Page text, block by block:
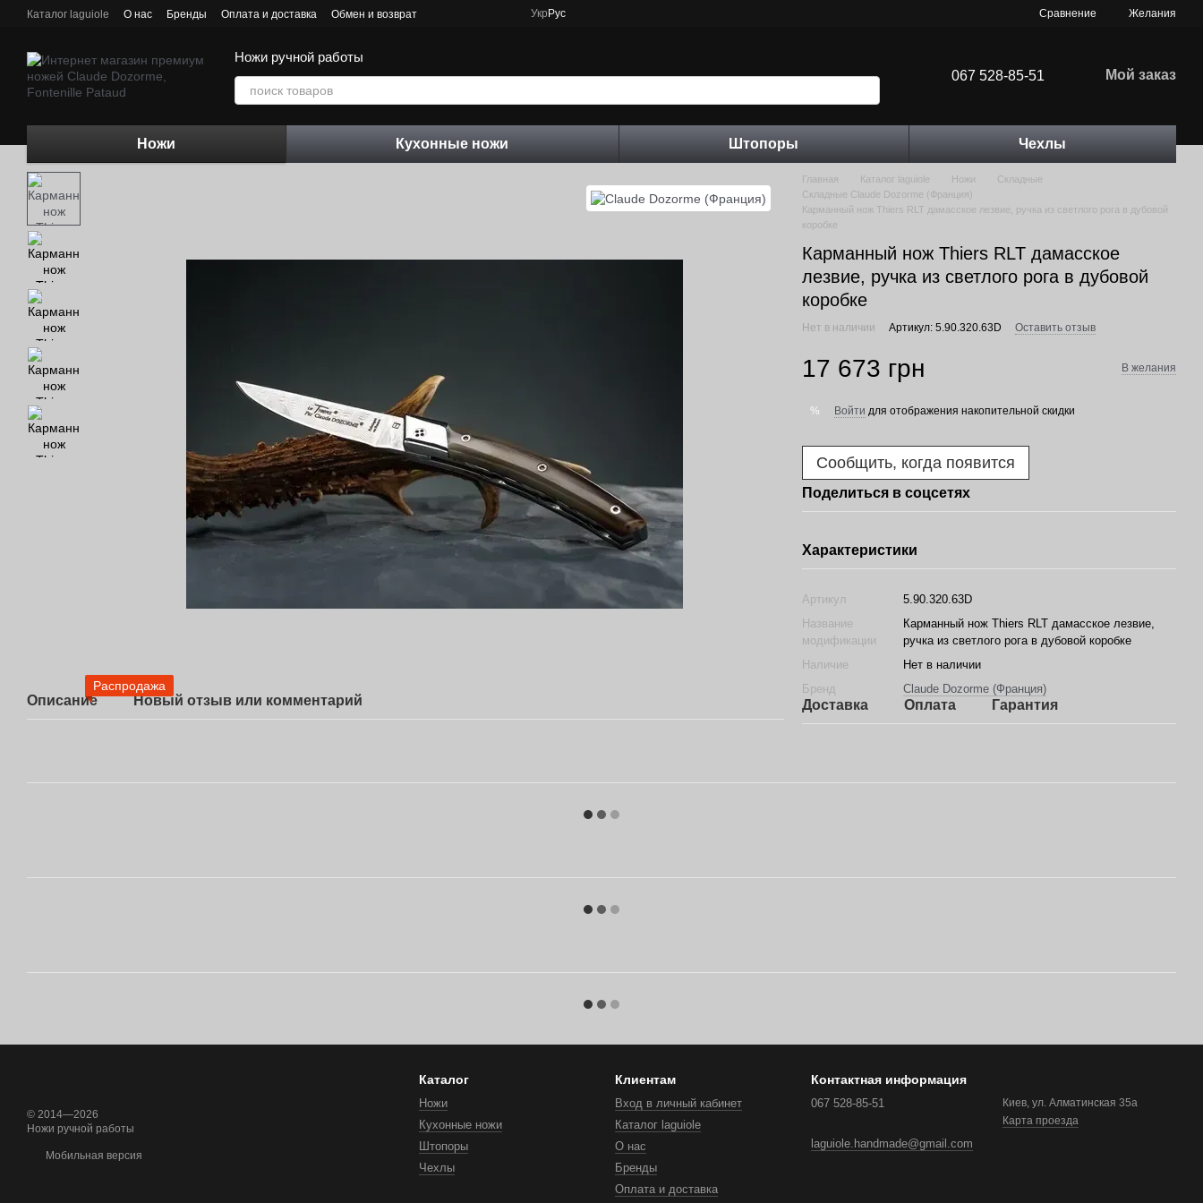
Перейти к основному контенту
Каталог laguiole О нас Бренды Оплата и доставка
Обмен и возврат
Укр Рус Сравнение Желания
Ножи ручной работы
067 528-85-51
Мой заказ
Ножи Кухонные ножи Штопоры Чехлы
Распродажа
Описание Новый отзыв или комментарий
Главная Каталог laguiole Ножи
Складные
Складные Claude Dozorme (Франция)
Карманный нож Thiers RLT дамасское лезвие, ручка из светлого рога в дубовой
коробке
Карманный нож Thiers RLT дамасское
лезвие, ручка из светлого рога в дубовой
коробке
Нет в наличии Артикул: 5.90.320.63D Оставить отзыв
17 673 грн В желания
% Войти для отображения накопительной скидки
Сообщить, когда появится
Поделиться в соцсетях
Характеристики
Артикул
5.90.320.63D
Название
модификации
Карманный нож Thiers RLT дамасское лезвие,
ручка из светлого рога в дубовой коробке
Наличие
Нет в наличии
Бренд
Claude Dozorme (Франция)
Доставка Оплата Гарантия
© 2014—2026
Ножи ручной работы
Мобильная версия
Каталог
Ножи
Кухонные ножи
Штопоры
Чехлы
Клиентам
Вход в личный кабинет
Каталог laguiole
О нас
Бренды
Оплата и доставка
Контактная информация
067 528-85-51
laguiole.handmade@gmail.com
Киев, ул. Алматинская 35а
Карта проезда